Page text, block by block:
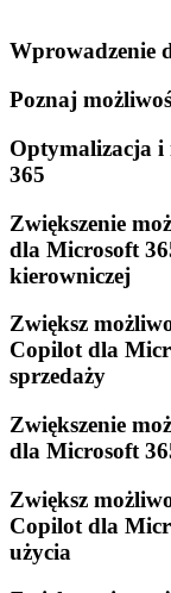
Wprowadzenie
Poznaj
Optymalizacja i
365
Zwiększenie
dla Microsoft
kierowniczej
Zwiększ
Copilot dla
sprzedaży
Zwiększenie
dla Microsoft
Zwiększ
Copilot dla
użycia